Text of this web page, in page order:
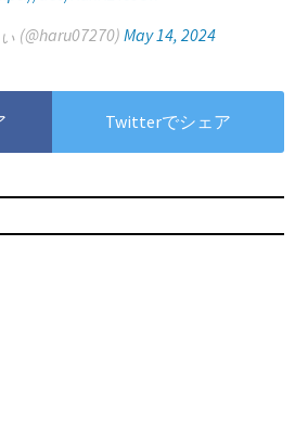
(@haru07270)May 14, 2024
Twitterでシェア